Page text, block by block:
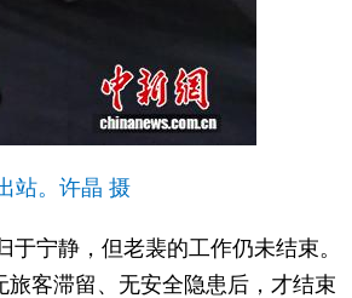
站。许晶 摄
宁静，但老裴的工作仍未结束。
客滞留、无安全隐患后，才结束